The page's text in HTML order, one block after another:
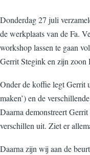
Donderdag 27 juli
de werkplaats van de Fa.
workshop lassen te gaan
Gerrit Stegink en zijn zoon
Onder de koffie legt Gerrit
maken’) en de
Daarna demonstreert
verschillen uit. Ziet er
Daarna zijn wij aan de